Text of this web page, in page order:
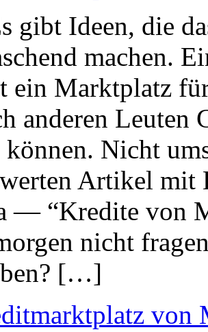
Ideen, die
machen.
ein Marktplatz
anderen Leuten
Nicht
Artikel mit
— “Kredite von
nicht
[…]
von